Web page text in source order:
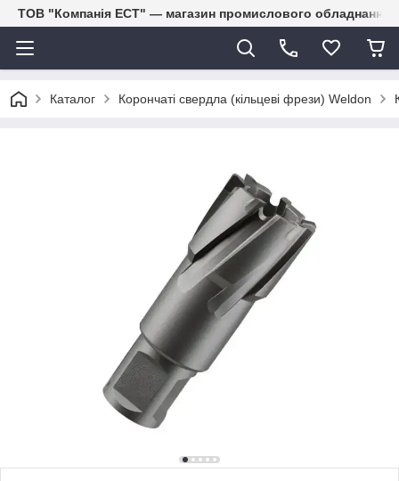
ТОВ "Компанія ЕСТ" — магазин промислового обладнання
Каталог Корончаті свердла (кільцеві фрези) Weldon